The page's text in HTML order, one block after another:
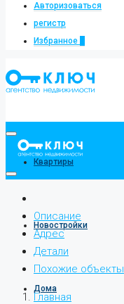
Авторизоваться
регистр
Избранное
Квартиры
Новостройки
Дома
Описание
Адрес
Детали
Похожие объекты
Главная